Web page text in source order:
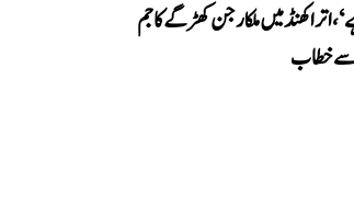
اتراکھنڈ میں ملکارجن کھڑگے کا جم
خطاب